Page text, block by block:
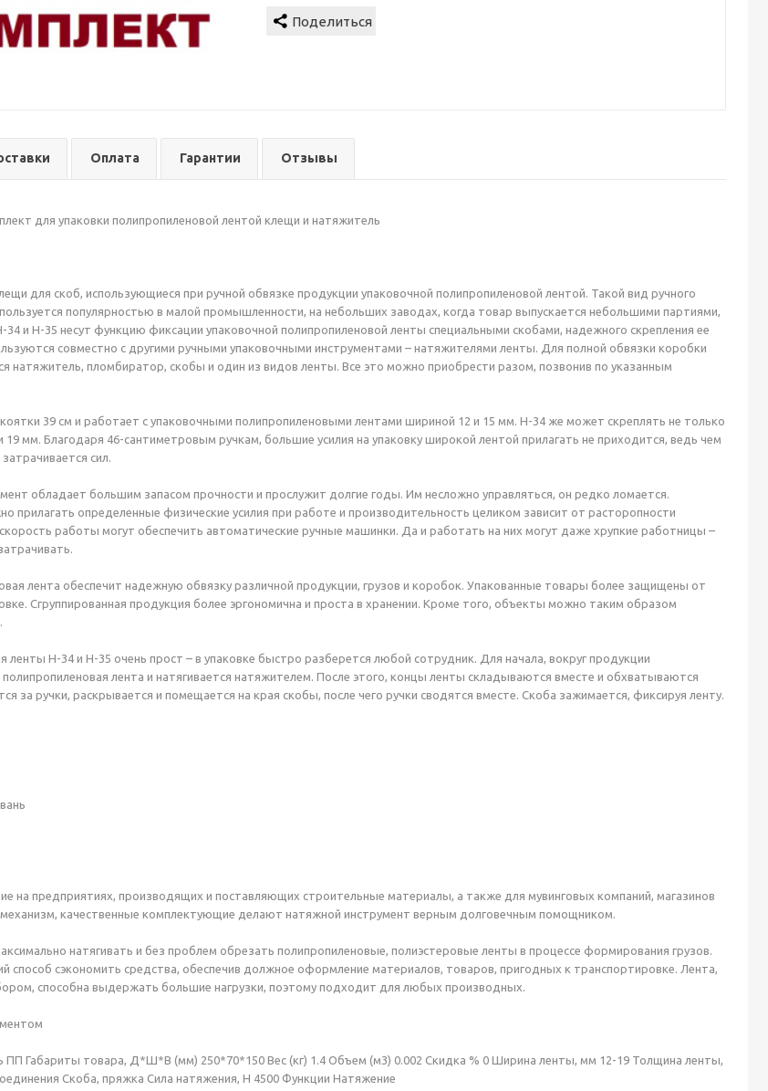
Оплата Гарантии Отзывы
для упаковки полипропиленовой лентой клещи и натяжитель
для скоб, использующиеся при ручной обвязке продукции упаковочной полипропиленовой лентой. Такой вид ручного
популярностью в малой промышленности, на небольших заводах, когда товар выпускается небольшими партиями,
и H-35 несут функцию фиксации упаковочной полипропиленовой ленты специальными скобами, надежного скрепления ее
совместно с другими ручными упаковочными инструментами – натяжителями ленты. Для полной обвязки коробки
натяжитель, пломбиратор, скобы и один из видов ленты. Все это можно приобрести разом, позвонив по указанным
39 см и работает с упаковочными полипропиленовыми лентами шириной 12 и 15 мм. H-34 же может скреплять не только
19 мм. Благодаря 46-сантиметровым ручкам, большие усилия на упаковку широкой лентой прилагать не приходится, ведь чем
сил.
обладает большим запасом прочности и прослужит долгие годы. Им несложно управляться, он редко ломается.
прилагать определенные физические усилия при работе и производительность целиком зависит от расторопности
работы могут обеспечить автоматические ручные машинки. Да и работать на них могут даже хрупкие работницы –
лента обеспечит надежную обвязку различной продукции, грузов и коробок. Упакованные товары более защищены от
Сгруппированная продукция более эргономична и проста в хранении. Кроме того, объекты можно таким образом
H-34 и H-35 очень прост – в упаковке быстро разберется любой сотрудник. Для начала, вокруг продукции
лента и натягивается натяжителем. После этого, концы ленты складываются вместе и обхватываются
за ручки, раскрывается и помещается на края скобы, после чего ручки сводятся вместе. Скоба зажимается, фиксируя ленту.
на предприятиях, производящих и поставляющих строительные материалы, а также для мувинговых компаний, магазинов
качественные комплектующие делают натяжной инструмент верным долговечным помощником.
натягивать и без проблем обрезать полипропиленовые, полиэстеровые ленты в процессе формирования грузов.
способ сэкономить средства, обеспечив должное оформление материалов, товаров, пригодных к транспортировке. Лента,
способна выдержать большие нагрузки, поэтому подходит для любых производных.
ПП Габариты товара, Д*Ш*В (мм) 250*70*150 Вес (кг) 1.4 Объем (м3) 0.002 Скидка % 0 Ширина ленты, мм 12-19 Толщина ленты,
Скоба, пряжка Сила натяжения, Н 4500 Функции Натяжение